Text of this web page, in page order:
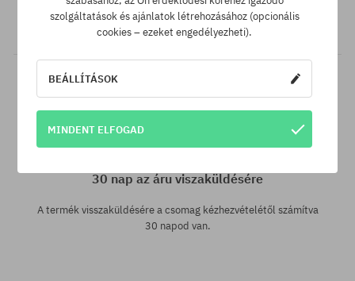
webáruházban megtalálnád a termékünket alacsonyabb áron,
akkor csak neked levisszük a termék árát!
30 nap az áru viszaküldésére
A termék visszaküldésére a csomag kézhezvételétől számítva
30 napod van.
szolgáltatások és ajánlatok létrehozásához (opcionális
cookies – ezeket engedélyezheti).
BEÁLLÍTÁSOK
MINDENT ELFOGAD